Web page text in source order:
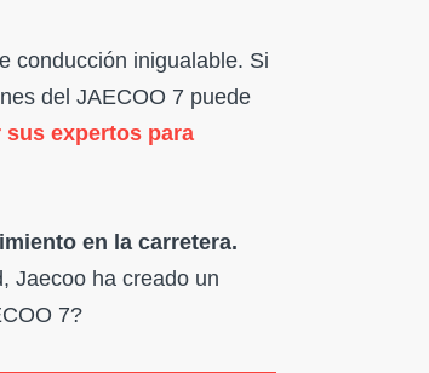
conducción inigualable. Si
del JAECOO 7 puede
expertos para
en la carretera.
Jaecoo ha creado un
7?